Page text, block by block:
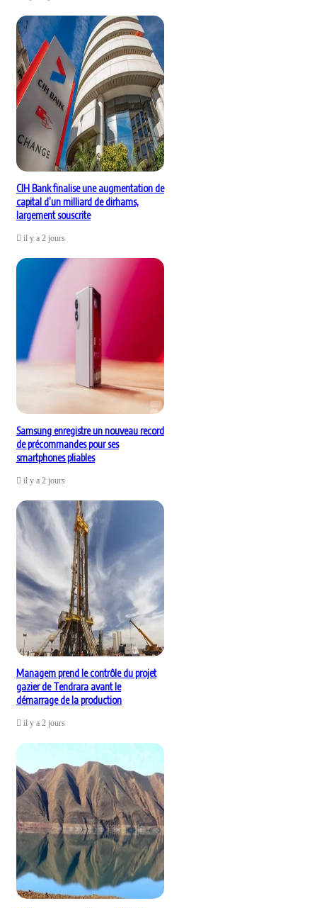
CIH Bank finalise une augmentation de
capital d’un milliard de dirhams,
largement souscrite
il y a 2 jours
Samsung enregistre un nouveau record
de précommandes pour ses
smartphones pliables
il y a 2 jours
Managem prend le contrôle du projet
gazier de Tendrara avant le
démarrage de la production
il y a 2 jours